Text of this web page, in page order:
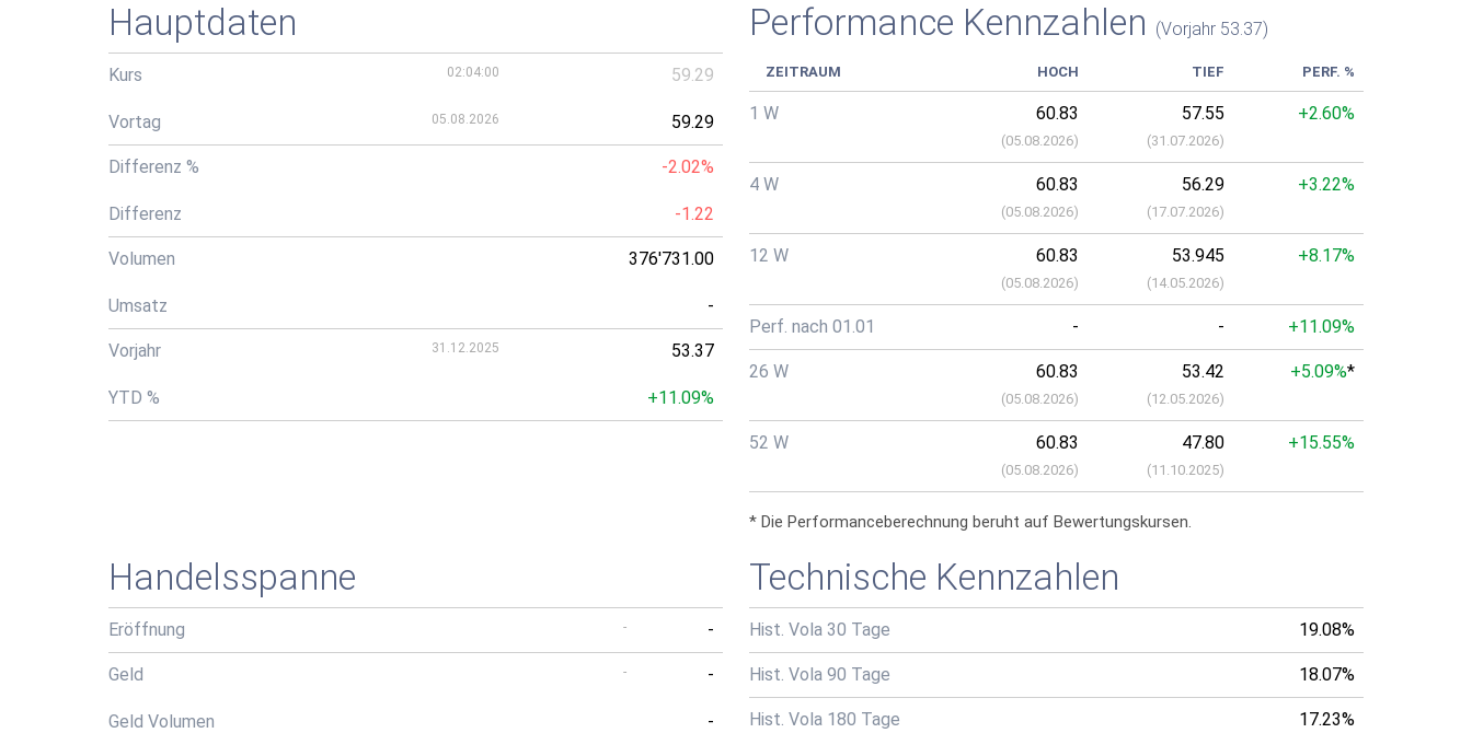
Hauptdaten
Kurs 02:04:00 59.29
Vortag 05.08.2026 59.29
Differenz % -2.02%
Differenz -1.22
Volumen 376'731.00
Umsatz -
Vorjahr 31.12.2025 53.37
YTD % +11.09%
Performance Kennzahlen (Vorjahr 53.37)
ZEITRAUM HOCH TIEF PERF. %
1 W 60.83
(05.08.2026)
57.55
(31.07.2026)
+2.60%
4 W 60.83
(05.08.2026)
56.29
(17.07.2026)
+3.22%
12 W 60.83
(05.08.2026)
53.945
(14.05.2026)
+8.17%
Perf. nach 01.01 - - +11.09%
26 W 60.83
(05.08.2026)
53.42
(12.05.2026)
+5.09%*
52 W 60.83
(05.08.2026)
47.80
(11.10.2025)
+15.55%
* Die Performanceberechnung beruht auf Bewertungskursen.
Handelsspanne
Eröffnung - -
Geld - -
Geld Volumen -
Technische Kennzahlen
Hist. Vola 30 Tage 19.08%
Hist. Vola 90 Tage 18.07%
Hist. Vola 180 Tage 17.23%